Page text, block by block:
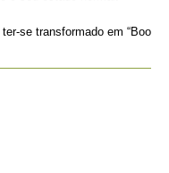
se transformado em “Boo